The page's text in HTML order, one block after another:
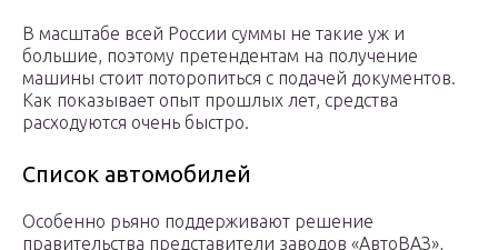
В масштабе всей России суммы не такие уж и
большие, поэтому претендентам на получение
машины стоит поторопиться с подачей документов.
Как показывает опыт прошлых лет, средства
расходуются очень быстро.
Список автомобилей
Особенно рьяно поддерживают решение
правительства представители заводов «АвтоВАЗ»,